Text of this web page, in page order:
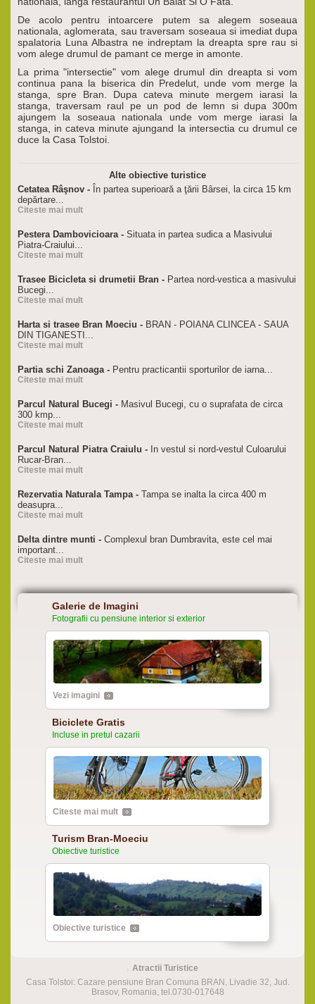
De acolo pentru intoarcere putem sa alegem soseaua
nationala, aglomerata, sau traversam soseaua si imediat dupa
spalatoria Luna Albastra ne indreptam la dreapta spre rau si
vom alege drumul de pamant ce merge in amonte.
La prima "intersectie" vom alege drumul din dreapta si vom
continua pana la biserica din Predelut, unde vom merge la
stanga, spre Bran. Dupa cateva minute mergem iarasi la
stanga, traversam raul pe un pod de lemn si dupa 300m
ajungem la soseaua nationala unde vom merge iarasi la
stanga, in cateva minute ajungand la intersectia cu drumul ce
duce la Casa Tolstoi.
Alte obiective turistice
Cetatea Râşnov - În partea superioară a ţării Bârsei, la circa 15 km
depărtare...
Citeste mai mult
Pestera Dambovicioara - Situata in partea sudica a Masivului
Piatra-Craiului...
Citeste mai mult
Trasee Bicicleta si drumetii Bran - Partea nord-vestica a masivului
Bucegi...
Citeste mai mult
Harta si trasee Bran Moeciu - BRAN - POIANA CLINCEA - SAUA
DIN TIGANESTI...
Citeste mai mult
Partia schi Zanoaga - Pentru practicantii sporturilor de iarna...
Citeste mai mult
Parcul Natural Bucegi - Masivul Bucegi, cu o suprafata de circa
300 kmp...
Citeste mai mult
Parcul Natural Piatra Craiulu - In vestul si nord-vestul Culoarului
Rucar-Bran...
Citeste mai mult
Rezervatia Naturala Tampa - Tampa se inalta la circa 400 m
deasupra...
Citeste mai mult
Delta dintre munti - Complexul bran Dumbravita, este cel mai
important...
Citeste mai mult
Galerie de Imagini
Fotografii cu pensiune interior si exterior
Vezi imagini
Biciclete Gratis
Incluse in pretul cazarii
Citeste mai mult
Turism Bran-Moeciu
Obiective turistice
Obiective turistice
Atractii Turistice
Casa Tolstoi: Cazare pensiune Bran Comuna BRAN, Livadie 32, Jud.
Brasov, Romania, tel.0730-017648